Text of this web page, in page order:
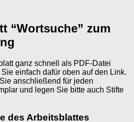
“Wortsuche” zum
ganz schnell als PDF-Datei
einfach dafür oben auf den Link.
anschließend für jeden
und legen Sie bitte auch Stifte
des Arbeitsblattes